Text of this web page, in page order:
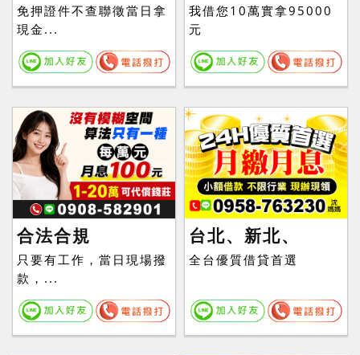
免押證件不查聯徵當日拿
現金...
我借您10萬實拿95000
元
合法合規
只要有工作，當日現場撥
款，...
台北、新北、
全台優質借貸首選